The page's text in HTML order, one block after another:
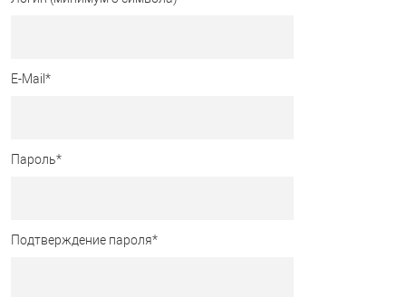
E-Mail *
Пароль*
Подтверждение пароля*